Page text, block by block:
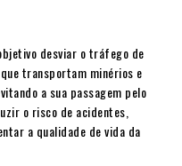
desviar o tráfego de
transportam minérios e
a sua passagem pelo
o risco de acidentes,
a qualidade de vida da